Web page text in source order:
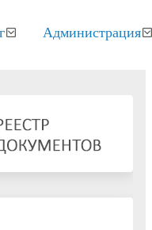
Администрация